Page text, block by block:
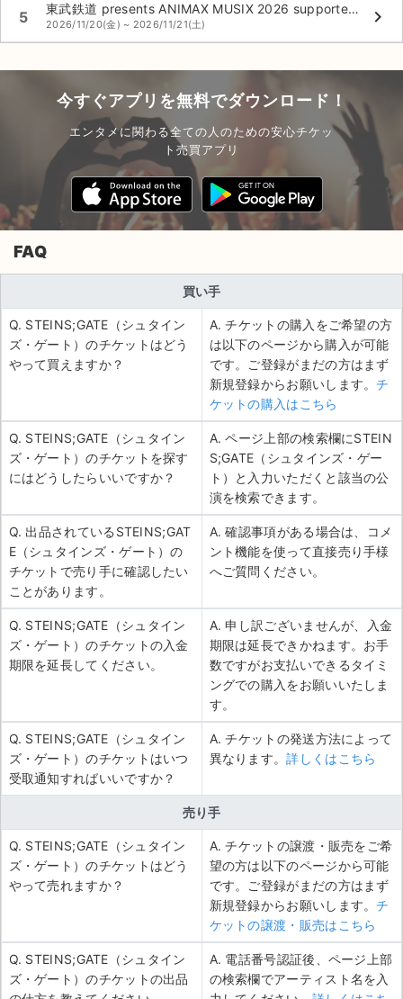
5 東武鉄道 presents ANIMAX MUSIX 2026 supported by Lemino
2026/11/20(金) ~ 2026/11/21(土) keyboard_arrow_right
今すぐアプリを無料でダウンロード！
エンタメに関わる全ての人のための安心チケッ
ト売買アプリ
FAQ
買い手
Q. STEINS;GATE（シュタイン
ズ・ゲート）のチケットはどう
やって買えますか？
A. チケットの購入をご希望の方
は以下のページから購入が可能
です。ご登録がまだの方はまず
新規登録からお願いします。チ
ケットの購入はこちら
Q. STEINS;GATE（シュタイン
ズ・ゲート）のチケットを探す
にはどうしたらいいですか？
A. ページ上部の検索欄にSTEIN
S;GATE（シュタインズ・ゲー
ト）と入力いただくと該当の公
演を検索できます。
Q. 出品されているSTEINS;GAT
E（シュタインズ・ゲート）の
チケットで売り手に確認したい
ことがあります。
A. 確認事項がある場合は、コメ
ント機能を使って直接売り手様
へご質問ください。
Q. STEINS;GATE（シュタイン
ズ・ゲート）のチケットの入金
期限を延長してください。
A. 申し訳ございませんが、入金
期限は延長できかねます。お手
数ですがお支払いできるタイミ
ングでの購入をお願いいたしま
す。
Q. STEINS;GATE（シュタイン
ズ・ゲート）のチケットはいつ
受取通知すればいいですか？
A. チケットの発送方法によって
異なります。詳しくはこちら
売り手
Q. STEINS;GATE（シュタイン
ズ・ゲート）のチケットはどう
やって売れますか？
A. チケットの譲渡・販売をご希
望の方は以下のページから可能
です。ご登録がまだの方はまず
新規登録からお願いします。チ
ケットの譲渡・販売はこちら
Q. STEINS;GATE（シュタイン
ズ・ゲート）のチケットの出品
A. 電話番号認証後、ページ上部
の検索欄でアーティスト名を入